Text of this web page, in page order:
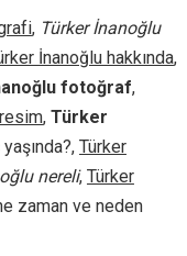
, Türker İnanoğlu
İnanoğlu hakkında,
fotoğraf,
, Türker
Türker
nereli, Türker
zaman ve neden